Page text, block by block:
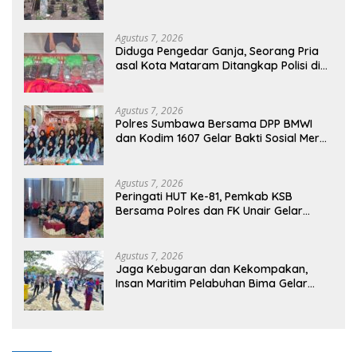
Agustus 7, 2026
Diduga Pengedar Ganja, Seorang Pria
asal Kota Mataram Ditangkap Polisi di
Agustus 7, 2026
Polres Sumbawa Bersama DPP BMWI
dan Kodim 1607 Gelar Bakti Sosial Merah
Agustus 7, 2026
Peringati HUT Ke-81, Pemkab KSB
Bersama Polres dan FK Unair Gelar
Agustus 7, 2026
Jaga Kebugaran dan Kekompakan,
Insan Maritim Pelabuhan Bima Gelar